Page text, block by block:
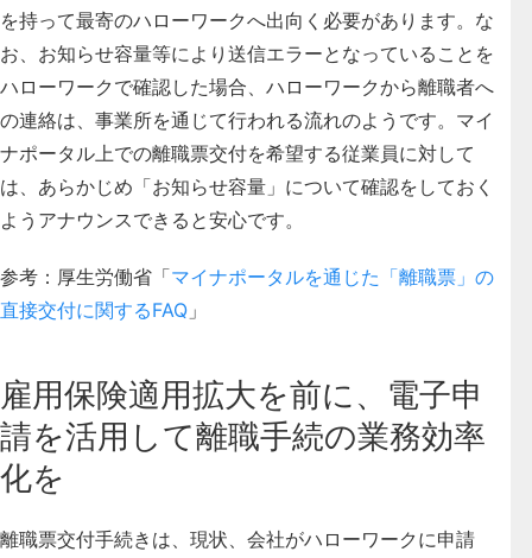
を持って最寄のハローワークへ出向く必要があります。 な
お、お知らせ容量等により送信エラーとなっていることを
ハローワークで確認した場合、ハローワークから離職者へ
の連絡は、事業所を通じて行われる流れのようです。マイ
ナポータル上での離職票交付を希望する従業員に対して
は、あらかじめ「お知らせ容量」について確認をしておく
ようアナウンスできると安心です。
参考：厚生労働省「マイナポータルを通じた「離職票」の
直接交付に関するFAQ 」
雇用保険適用拡大を前に、電子申
請を活用して離職手続の業務効率
化を
離職票交付手続きは、現状、会社がハローワークに申請